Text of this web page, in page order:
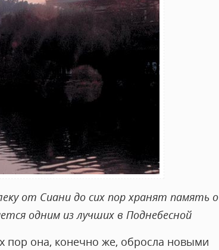
от Сиани до сих пор хранят память о
одним из лучших в Поднебесной
пор она, конечно же, обросла новыми